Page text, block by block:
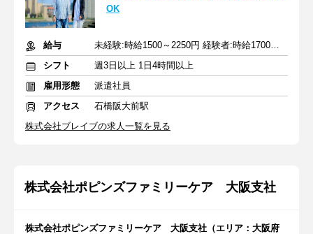
OK
給与
未経験:時給1500～2250円 経験者:時給1700～2550円+交通費全額
シフト
週3日以上 1日4時間以上
雇用形態
派遣社員
アクセス
石橋阪大前駅
株式会社ブレイブの求人一覧を見る
株式会社ポピンズファミリーケア 大阪支社
株式会社ポピンズファミリーケア 大阪支社（エリア：大阪府